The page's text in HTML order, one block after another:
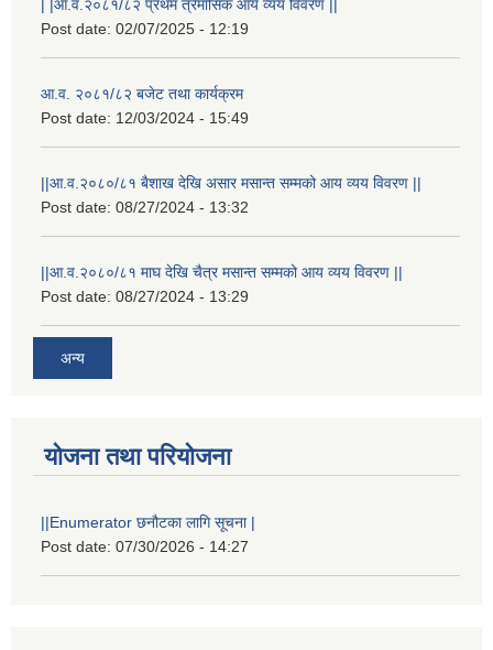
| |आ.व.२०८१/८२ प्रथम त्रैमासिक आय व्यय विवरण ||
Post date: 02/07/2025 - 12:19
आ.व. २०८१/८२ बजेट तथा कार्यक्रम
Post date: 12/03/2024 - 15:49
||आ.व.२०८०/८१ बैशाख देखि असार मसान्त सम्मको आय व्यय विवरण ||
Post date: 08/27/2024 - 13:32
||आ.व.२०८०/८१ माघ देखि चैत्र मसान्त सम्मको आय व्यय विवरण ||
Post date: 08/27/2024 - 13:29
अन्य
योजना तथा परियोजना
||Enumerator छनौटका लागि सूचना |
Post date: 07/30/2026 - 14:27